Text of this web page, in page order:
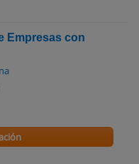
Empresas con